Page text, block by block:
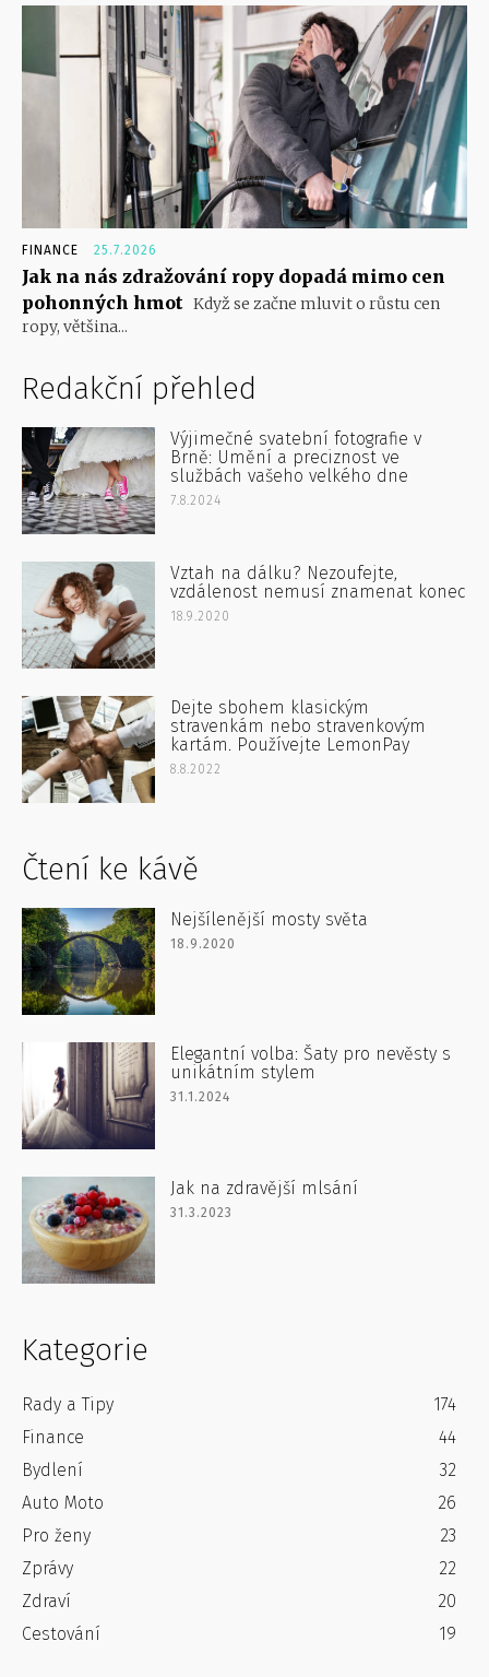
FINANCE 25.7.2026
Jak na nás zdražování ropy dopadá mimo cen
pohonných hmot Když se začne mluvit o růstu cen
ropy, většina...
Redakční přehled
Výjimečné svatební fotografie v
Brně: Umění a preciznost ve
službách vašeho velkého dne
7.8.2024
Vztah na dálku? Nezoufejte,
vzdálenost nemusí znamenat konec
18.9.2020
Dejte sbohem klasickým
stravenkám nebo stravenkovým
kartám. Používejte LemonPay
8.8.2022
Čtení ke kávě
Nejšílenější mosty světa
18.9.2020
Elegantní volba: Šaty pro nevěsty s
unikátním stylem
31.1.2024
Jak na zdravější mlsání
31.3.2023
Kategorie
Rady a Tipy
174
Finance
44
Bydlení
32
Auto Moto
26
Pro ženy
23
Zprávy
22
Zdraví
20
Cestování
19